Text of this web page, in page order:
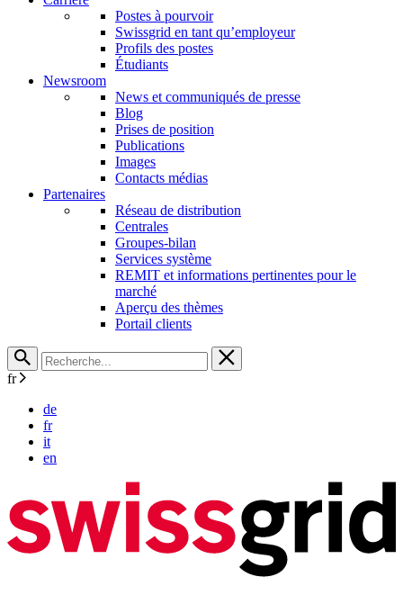
Postes à pourvoir
Swissgrid en tant qu’employeur
Profils des postes
Étudiants
Newsroom
News et communiqués de presse
Blog
Prises de position
Publications
Images
Contacts médias
Partenaires
Réseau de distribution
Centrales
Groupes-bilan
Services système
REMIT et informations pertinentes pour le
marché
Aperçu des thèmes
Portail clients
fr
de
fr
it
en